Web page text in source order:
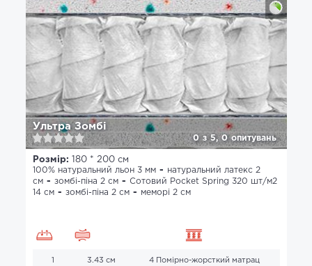
Ультра Зомбі
0 з 5, 0 опитувань
Розмір: 180 * 200 см
100% натуральний льон 3 мм
натуральний латекс 2
см
зомбі-піна 2 см
Сотовий Pocket Spring 320 шт/м2
14 см
зомбі-піна 2 см меморі 2 см
1 3.43 см 4 Помірно-жорсткий матрац